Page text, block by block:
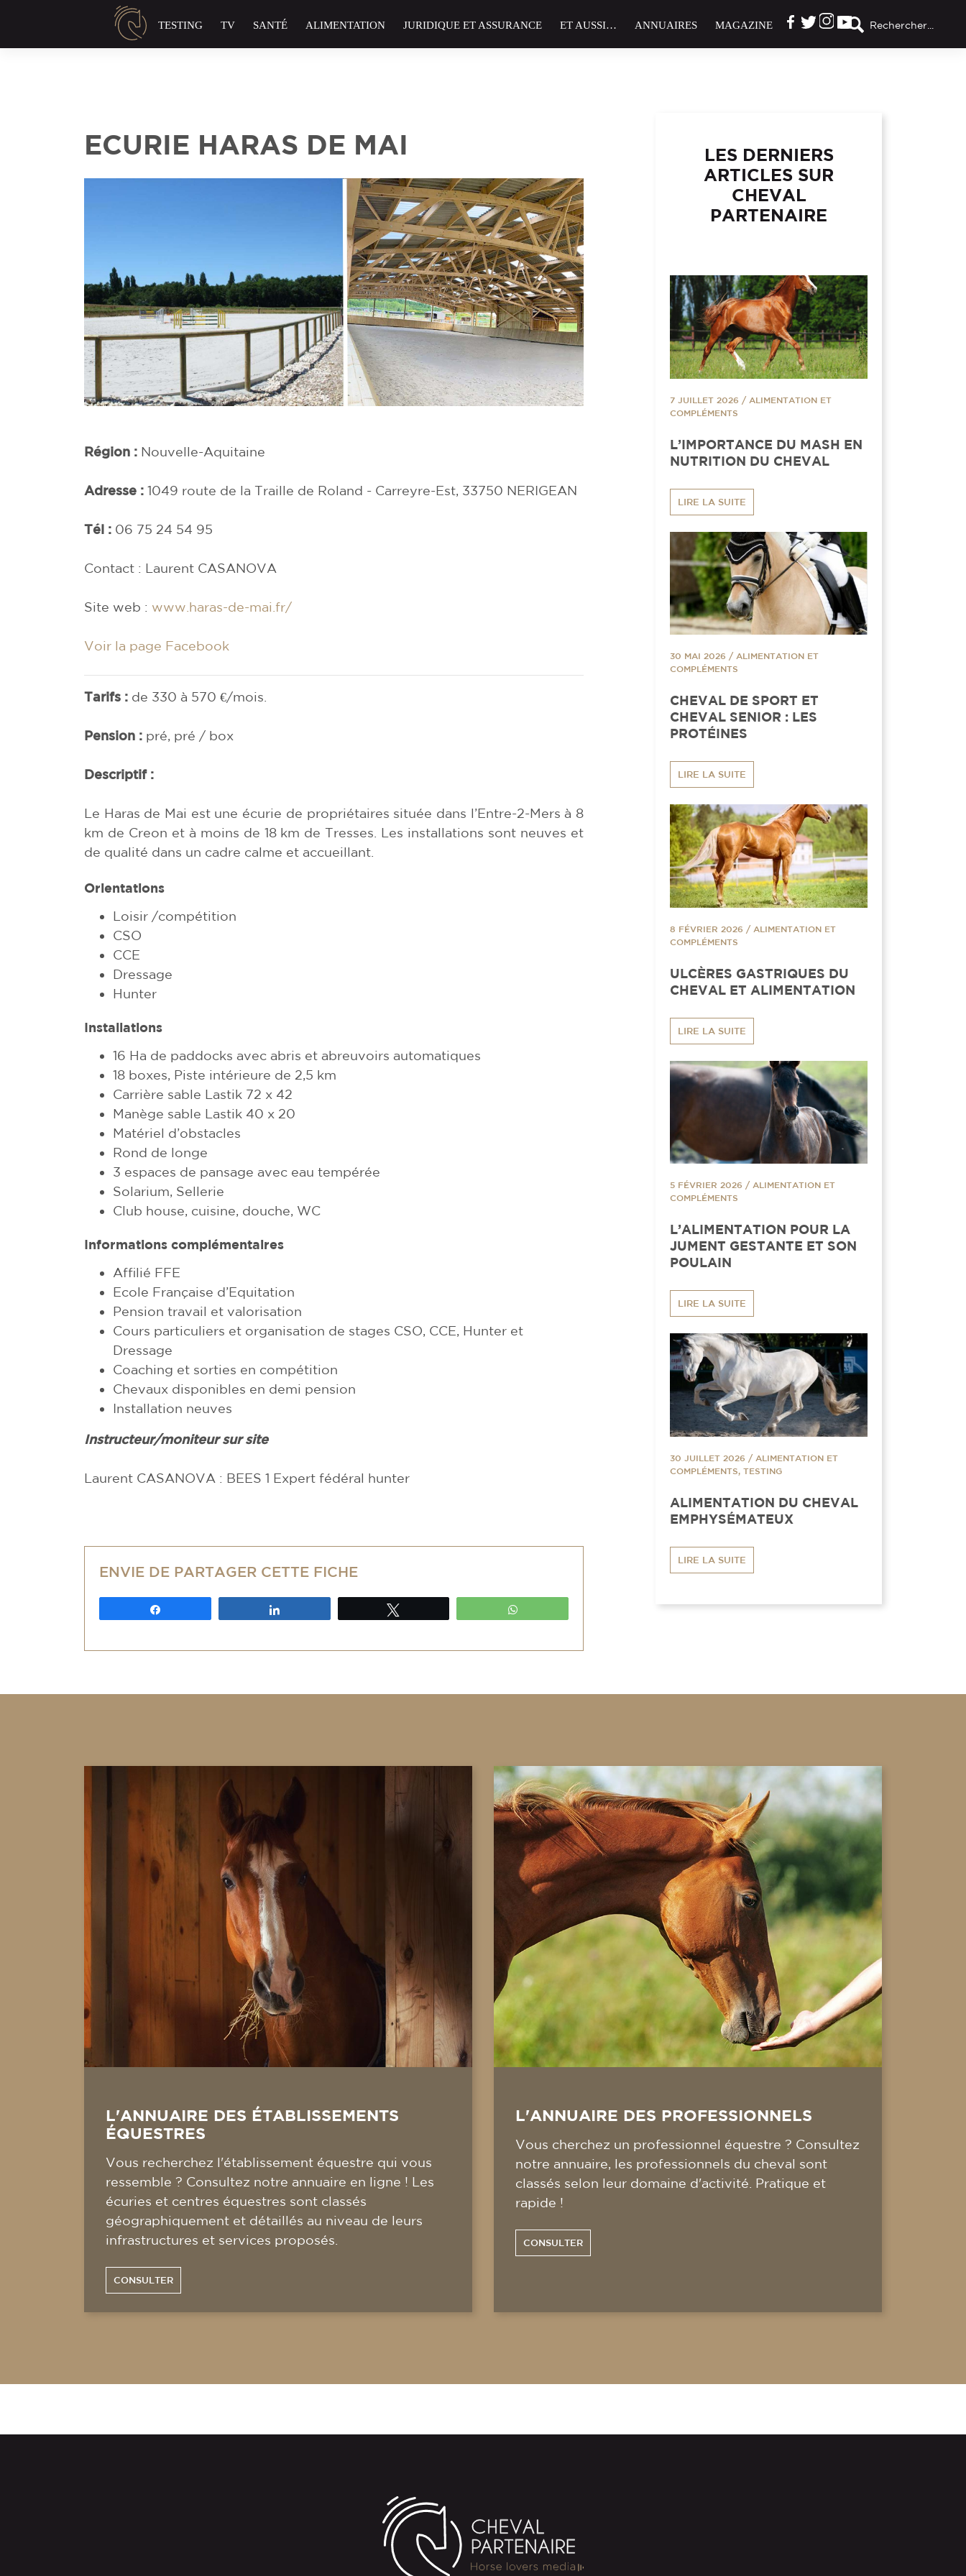
Rechercher...
TESTING TV SANTÉ ALIMENTATION JURIDIQUE ET ASSURANCE ET AUSSI… ANNUAIRES MAGAZINE
ECURIE HARAS DE MAI
Région : Nouvelle-Aquitaine
Adresse : 1049 route de la Traille de Roland - Carreyre-Est, 33750 NERIGEAN
Tél : 06 75 24 54 95
Contact : Laurent CASANOVA
Site web : www.haras-de-mai.fr/
Voir la page Facebook
Tarifs : de 330 à 570 €/mois.
Pension : pré, pré / box
Descriptif :
Le Haras de Mai est une écurie de propriétaires située dans l’Entre-2-Mers à 8
km de Creon et à moins de 18 km de Tresses. Les installations sont neuves et
de qualité dans un cadre calme et accueillant.
Orientations
Loisir /compétition
CSO
CCE
Dressage
Hunter
Installations
16 Ha de paddocks avec abris et abreuvoirs automatiques
18 boxes, Piste intérieure de 2,5 km
Carrière sable Lastik 72 x 42
Manège sable Lastik 40 x 20
Matériel d’obstacles
Rond de longe
3 espaces de pansage avec eau tempérée
Solarium, Sellerie
Club house, cuisine, douche, WC
Informations complémentaires
Affilié FFE
Ecole Française d’Equitation
Pension travail et valorisation
Cours particuliers et organisation de stages CSO, CCE, Hunter et
Dressage
Coaching et sorties en compétition
Chevaux disponibles en demi pension
Installation neuves
Instructeur/moniteur sur site
Laurent CASANOVA : BEES 1 Expert fédéral hunter
ENVIE DE PARTAGER CETTE FICHE
LES DERNIERS
ARTICLES SUR
CHEVAL
PARTENAIRE
7 JUILLET 2026 / ALIMENTATION ET
COMPLÉMENTS
L’IMPORTANCE DU MASH EN
NUTRITION DU CHEVAL
LIRE LA SUITE
30 MAI 2026 / ALIMENTATION ET
COMPLÉMENTS
CHEVAL DE SPORT ET
CHEVAL SENIOR : LES
PROTÉINES
LIRE LA SUITE
8 FÉVRIER 2026 / ALIMENTATION ET
COMPLÉMENTS
ULCÈRES GASTRIQUES DU
CHEVAL ET ALIMENTATION
LIRE LA SUITE
5 FÉVRIER 2026 / ALIMENTATION ET
COMPLÉMENTS
L’ALIMENTATION POUR LA
JUMENT GESTANTE ET SON
POULAIN
LIRE LA SUITE
30 JUILLET 2026 / ALIMENTATION ET
COMPLÉMENTS, TESTING
ALIMENTATION DU CHEVAL
EMPHYSÉMATEUX
LIRE LA SUITE
L'ANNUAIRE DES ÉTABLISSEMENTS
ÉQUESTRES
Vous recherchez l'établissement équestre qui vous
ressemble ? Consultez notre annuaire en ligne ! Les
écuries et centres équestres sont classés
géographiquement et détaillés au niveau de leurs
infrastructures et services proposés.
CONSULTER
L'ANNUAIRE DES PROFESSIONNELS
Vous cherchez un professionnel équestre ? Consultez
notre annuaire, les professionnels du cheval sont
classés selon leur domaine d'activité. Pratique et
rapide !
CONSULTER
Panneau de gestion des cookies